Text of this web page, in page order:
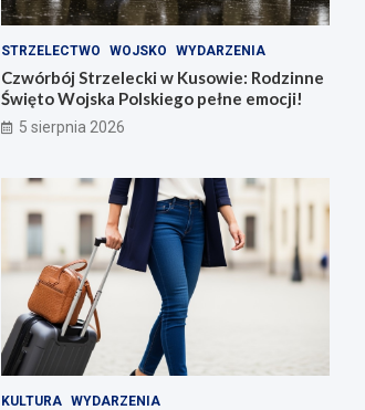
STRZELECTWO WOJSKO WYDARZENIA
Czwórbój Strzelecki w Kusowie: Rodzinne
Święto Wojska Polskiego pełne emocji!
5 sierpnia 2026
KULTURA WYDARZENIA